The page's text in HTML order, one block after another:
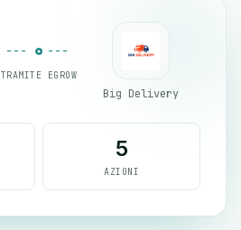
TRAMITE EGROW
Big Delivery
5
AZIONI